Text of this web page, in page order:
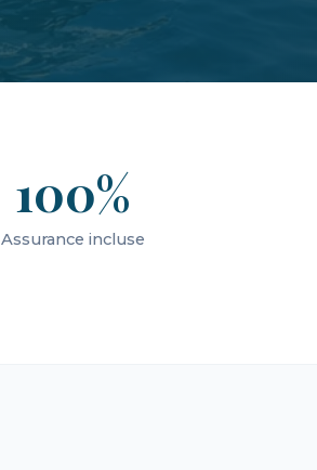
100%
Assurance incluse